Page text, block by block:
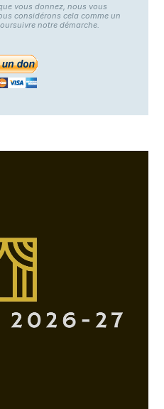
vous donnez, nous vous
considérons cela comme un
notre démarche.